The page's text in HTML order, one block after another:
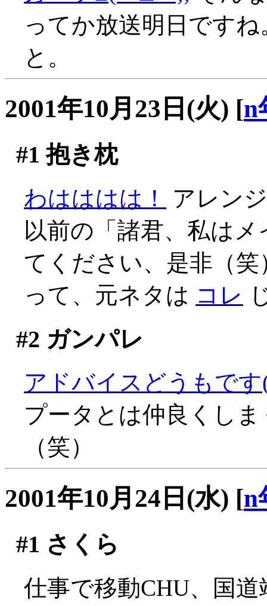
ってか放送明日です
と。
2001年10月23日(火) [n
#1 抱き枕
わはははは！
アレン
以前の「諸君、私は
てください、是非（笑
って、元ネタは コレ
#2 ガンパレ
アドバイスどうもです
プータとは仲良くし
（笑）
2001年10月24日(水) [n
#1 さくら
仕事で移動CHU、国